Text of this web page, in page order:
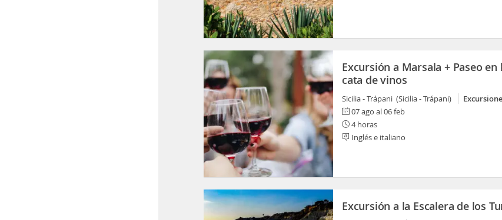
Excursión a Marsala + Paseo en
cata de vinos
Sicilia - Trápani (Sicilia - Trápani)
07 ago al 06 feb
4 horas
Inglés e italiano
Excursión a la Escalera de los